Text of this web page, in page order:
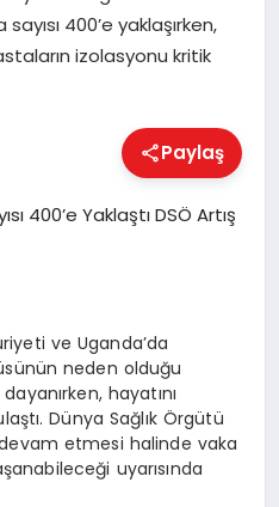
sayısı 400’e yaklaşırken,
izolasyonu kritik
Paylaş
ve Uganda’da
neden olduğu
hayatını
Dünya Sağlık Örgütü
etmesi halinde vaka
uyarısında